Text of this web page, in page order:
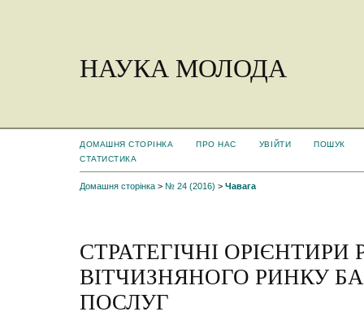
НАУКА МОЛОДА
ДОМАШНЯ СТОРІНКА ПРО НАС УВІЙТИ
ПОШУК
СТАТИСТИКА
Домашня сторінка > № 24 (2016) > Чавага
СТРАТЕГІЧНІ ОРІЄНТИРИ
ВІТЧИЗНЯНОГО РИНКУ
ПОСЛУГ